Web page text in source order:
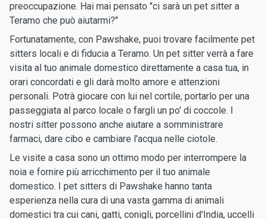
preoccupazione. Hai mai pensato "ci sarà un pet sitter a
Teramo che può aiutarmi?"
Fortunatamente, con Pawshake, puoi trovare facilmente pet
sitters locali e di fiducia a Teramo. Un pet sitter verrà a fare
visita al tuo animale domestico direttamente a casa tua, in
orari concordati e gli darà molto amore e attenzioni
personali. Potrà giocare con lui nel cortile, portarlo per una
passeggiata al parco locale o fargli un po' di coccole. I
nostri sitter possono anche aiutare a somministrare
farmaci, dare cibo e cambiare l'acqua nelle ciotole.
Le visite a casa sono un ottimo modo per interrompere la
noia e fornire più arricchimento per il tuo animale
domestico. I pet sitters di Pawshake hanno tanta
esperienza nella cura di una vasta gamma di animali
domestici tra cui cani, gatti, conigli, porcellini d'India, uccelli